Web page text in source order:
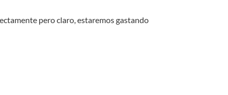
pero claro, estaremos gastando